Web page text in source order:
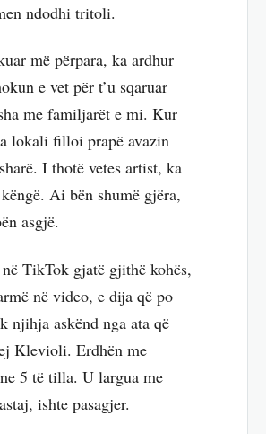
ndodhi tritoli.
më përpara, ka ardhur
e vet për t’u sqaruar
me familjarët e mi. Kur
lokali filloi prapë avazin
I thotë vetes artist, ka
Ai bën shumë gjëra,
asgjë.
TikTok gjatë gjithë kohës,
në video, e dija që po
njihja askënd nga ata që
Klevioli. Erdhën me
5 të tilla. U largua me
ishte pasagjer.